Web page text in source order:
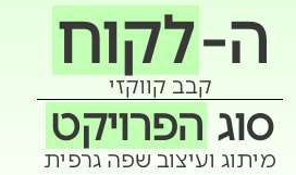
ה-לקוח
קבב קווקזי
סוג הפרויקט
מיתוג ועיצוב שפה גרפית